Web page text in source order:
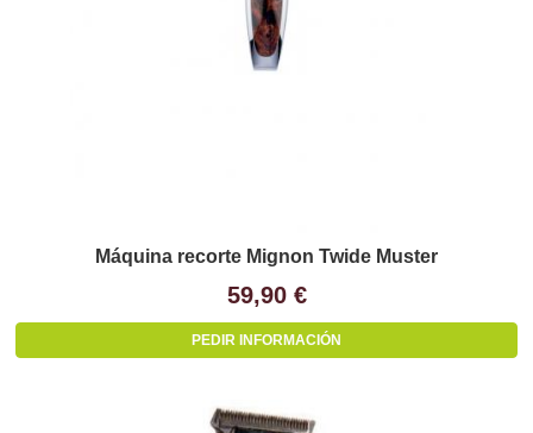
Máquina recorte Mignon Twide Muster
59,90 €
PEDIR INFORMACIÓN